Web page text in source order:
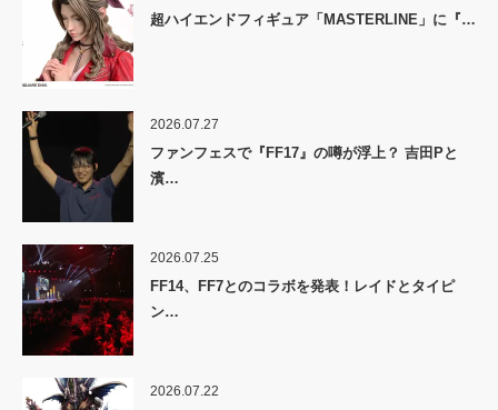
超ハイエンドフィギュア「MASTERLINE」に『…
2026.07.27
ファンフェスで『FF17』の噂が浮上？ 吉田Pと
濱…
2026.07.25
FF14、FF7とのコラボを発表！レイドとタイピ
ン…
2026.07.22